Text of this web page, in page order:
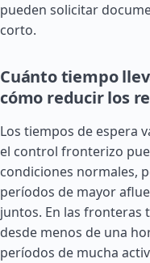
pueden solicitar
corto.
Cuánto tiempo
cómo reducir los
Los tiempos de espera
el control fronterizo
condiciones normales,
períodos de mayor
juntos. En las fronteras
desde menos de una
períodos de mucha